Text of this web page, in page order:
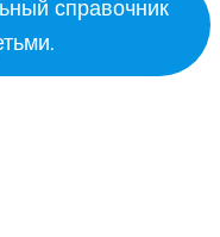
справочник